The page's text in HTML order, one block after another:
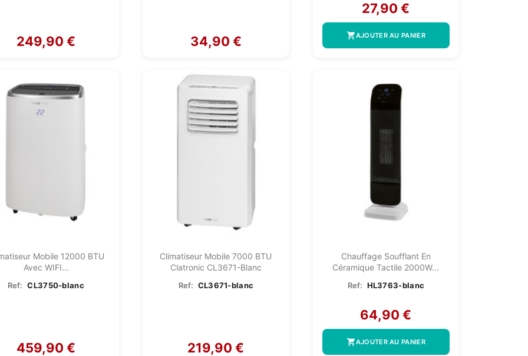
249,90 € 34,90 €
27,90 €
shopping_cartAJOUTER AU PANIER
Mobile 12000 BTU
Avec WIFI...
Ref: CL3750-blanc
459,90 €
Climatiseur Mobile 7000 BTU
Clatronic CL3671-Blanc
Ref: CL3671-blanc
219,90 €
Chauffage Soufflant En
Céramique Tactile 2000W...
Ref: HL3763-blanc
64,90 €
shopping_cartAJOUTER AU PANIER